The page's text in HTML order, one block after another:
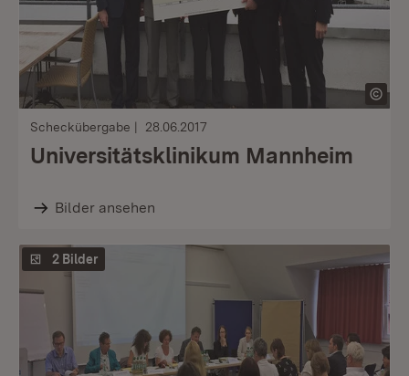
Scheckübergabe 28.06.2017
Universitätsklinikum Mannheim
Bilder ansehen
2 Bilder